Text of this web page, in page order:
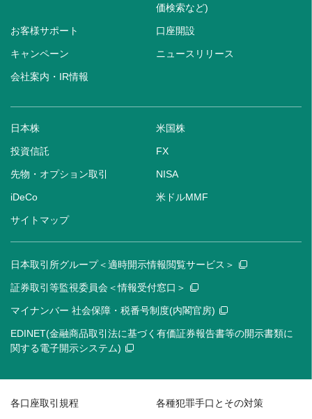
価検索など)
お客様サポート 口座開設
キャンペーン ニュースリリース
会社案内・IR情報
日本株 米国株
投資信託 FX
先物・オプション取引 NISA
iDeCo 米ドルMMF
サイトマップ
日本取引所グループ＜適時開示情報閲覧サービス＞
証券取引等監視委員会＜情報受付窓口＞
マイナンバー 社会保障・税番号制度(内閣官房)
EDINET(金融商品取引法に基づく有価証券報告書等の開示書類に
関する電子開示システム)
各口座取引規程 各種犯罪手口とその対策